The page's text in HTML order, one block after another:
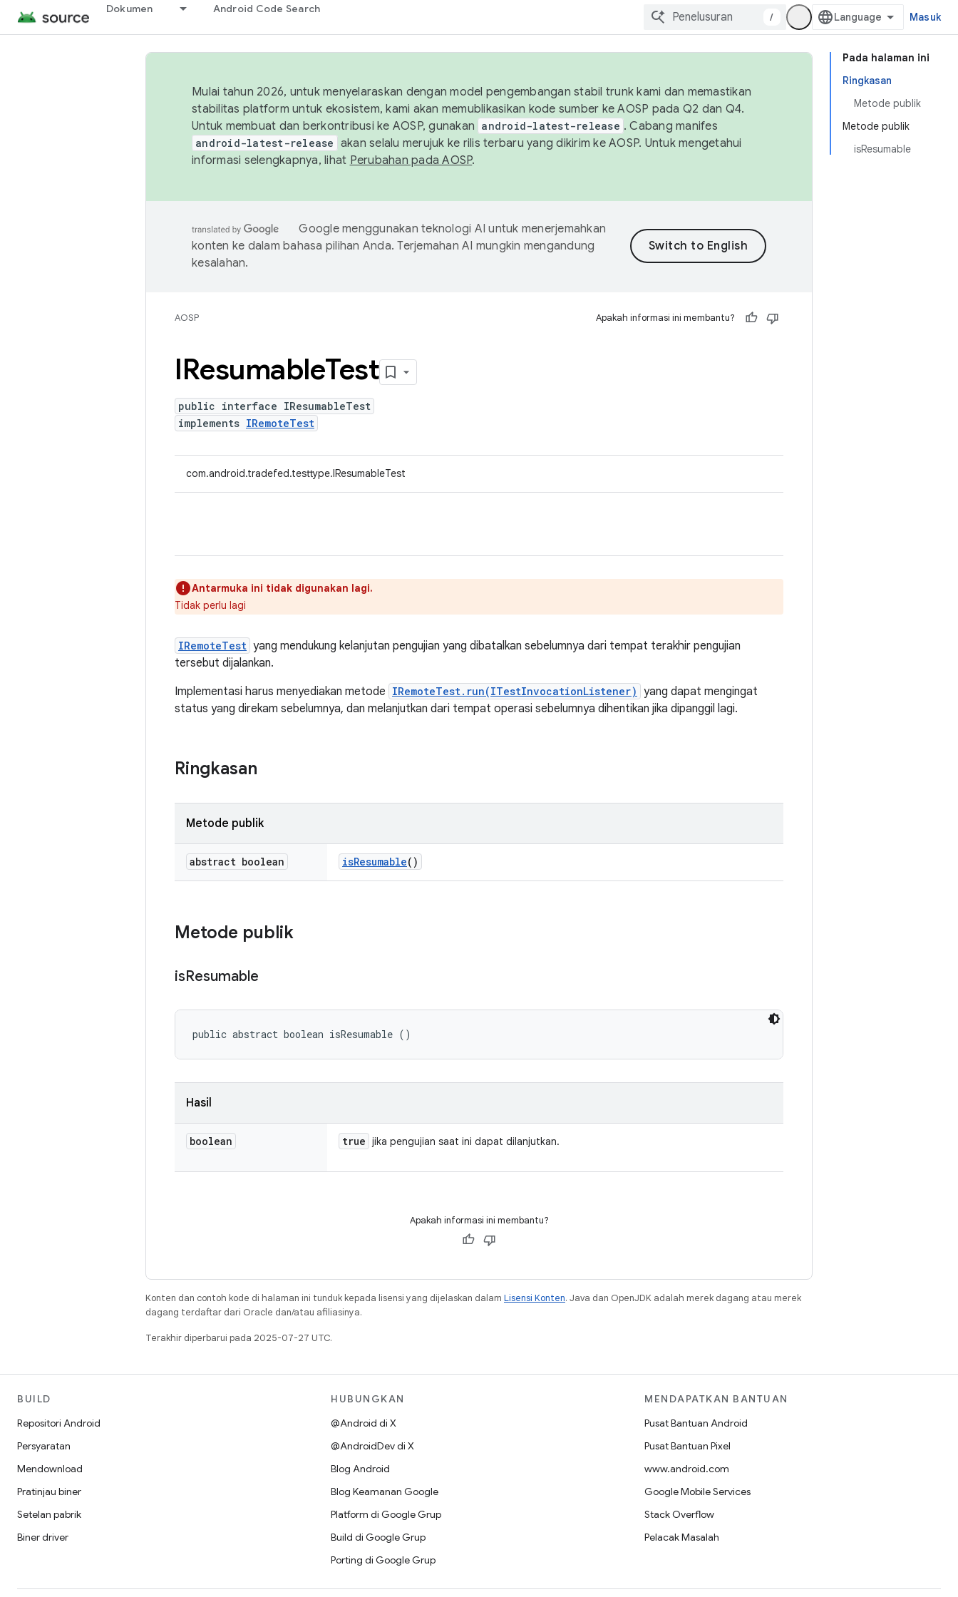
Dokumen Android Code Search
/ Masuk
Pada halaman ini
Ringkasan
Metode publik
Metode publik
isResumable
Mulai tahun 2026, untuk menyelaraskan dengan model pengembangan stabil trunk kami dan memastikan
stabilitas platform untuk ekosistem, kami akan memublikasikan kode sumber ke AOSP pada Q2 dan Q4.
Untuk membuat dan berkontribusi ke AOSP, gunakan android-latest-release . Cabang manifes
android-latest-release akan selalu merujuk ke rilis terbaru yang dikirim ke AOSP. Untuk mengetahui
informasi selengkapnya, lihat Perubahan pada AOSP.
Google menggunakan teknologi AI untuk menerjemahkan
konten ke dalam bahasa pilihan Anda. Terjemahan AI mungkin mengandung
kesalahan.
AOSP Apakah informasi ini membantu?
IResumableTest
public interface IResumableTest
implements IRemoteTest
com.android.tradefed.testtype.IResumableTest
Antarmuka ini tidak digunakan lagi.
Tidak perlu lagi
IRemoteTest yang mendukung kelanjutan pengujian yang dibatalkan sebelumnya dari tempat terakhir pengujian
tersebut dijalankan.
Implementasi harus menyediakan metode IRemoteTest.run(ITestInvocationListener) yang dapat mengingat
status yang direkam sebelumnya, dan melanjutkan dari tempat operasi sebelumnya dihentikan jika dipanggil lagi.
Ringkasan
Metode publik
abstract boolean isResumable()
Metode publik
isResumable
public abstract boolean isResumable ()
Hasil
boolean true jika pengujian saat ini dapat dilanjutkan.
Apakah informasi ini membantu?
Konten dan contoh kode di halaman ini tunduk kepada lisensi yang dijelaskan dalam Lisensi Konten. Java dan OpenJDK adalah merek dagang atau merek
dagang terdaftar dari Oracle dan/atau afiliasinya.
Terakhir diperbarui pada 2025-07-27 UTC.
BUILD
Repositori Android
Persyaratan
Mendownload
Pratinjau biner
Setelan pabrik
Biner driver
HUBUNGKAN
@Android di X
@AndroidDev di X
Blog Android
Blog Keamanan Google
Platform di Google Grup
Build di Google Grup
Porting di Google Grup
MENDAPATKAN BANTUAN
Pusat Bantuan Android
Pusat Bantuan Pixel
www.android.com
Google Mobile Services
Stack Overflow
Pelacak Masalah